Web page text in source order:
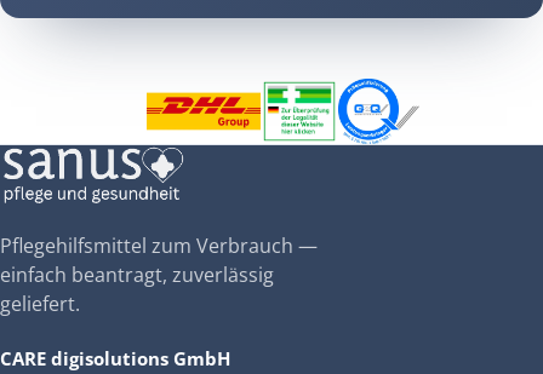
Pflegehilfsmittel zum Verbrauch —
einfach beantragt, zuverlässig
geliefert.
CARE digisolutions GmbH